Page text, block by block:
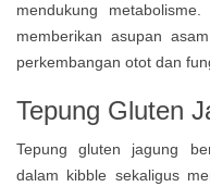
mendukung metabolisme.
memberikan asupan
perkembangan otot dan
Tepung Gluten
Tepung gluten jagung
dalam kibble sekaligus